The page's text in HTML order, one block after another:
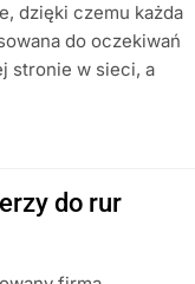
dzięki czemu każda
do oczekiwań
stronie w sieci, a
do rur